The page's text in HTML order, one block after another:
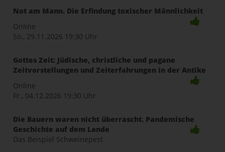
Not am Mann. Die Erfindung toxischer Männlichkeit
Online
So., 29.11.2026 19:30 Uhr
Gottes Zeit: Jüdische, christliche und pagane
Zeitvorstellungen und Zeiterfahrungen in der Antike
Online
Fr., 04.12.2026 19:30 Uhr
Die Bauern waren nicht überrascht. Pandemische
Geschichte auf dem Lande
Das Beispiel Schweinepest